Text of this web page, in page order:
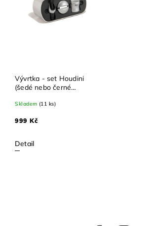
Vývrtka - set Houdini
(šedé nebo černé
Skladem (11 ks)
999 Kč
Detail